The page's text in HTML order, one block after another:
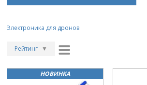
Войти в B2B
Стать партнером
Электроника для дронов
Рейтинг ▼
Дата ▲НОВИНКА